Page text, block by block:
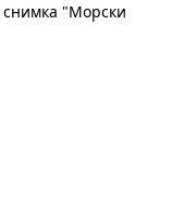
снимка "Морски